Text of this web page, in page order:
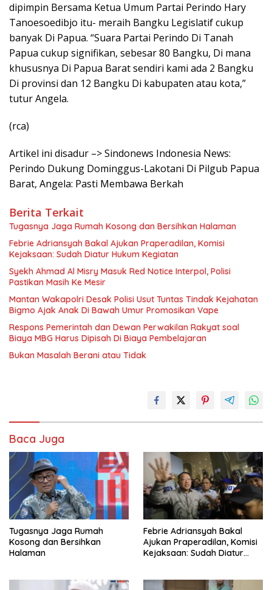
dipimpin Bersama Ketua Umum Partai Perindo Hary
Tanoesoedibjo itu- meraih Bangku Legislatif cukup
banyak Di Papua. “Suara Partai Perindo Di Tanah
Papua cukup signifikan, sebesar 80 Bangku, Di mana
khususnya Di Papua Barat sendiri kami ada 2 Bangku
Di provinsi dan 12 Bangku Di kabupaten atau kota,”
tutur Angela.
(rca)
Artikel ini disadur –> Sindonews Indonesia News:
Perindo Dukung Dominggus-Lakotani Di Pilgub Papua
Barat, Angela: Pasti Membawa Berkah
Berita Terkait
Tugasnya Jaga Rumah Kosong dan Bersihkan Halaman
Febrie Adriansyah Bakal Ajukan Praperadilan, Komisi
Kejaksaan: Sudah Diatur Hukum Kegiatan
Syekh Ahmad Al Misry Masuk Red Notice Interpol, Polisi
Pastikan Masih Ke Mesir
Mantan Wakapolri Desak Polisi Usut Tuntas Tindak Kejahatan
Bigmo Ajak Anak Di Bawah Umur Promosikan Vape
Respons Pemerintah dan Dewan Perwakilan Rakyat soal
Biaya MBG Harus Dipisah Di Biaya Pembelajaran
Bukan Masalah Berani atau Tidak
Baca Juga
Tugasnya Jaga Rumah
Kosong dan Bersihkan
Halaman
Febrie Adriansyah Bakal
Ajukan Praperadilan, Komisi
Kejaksaan: Sudah Diatur